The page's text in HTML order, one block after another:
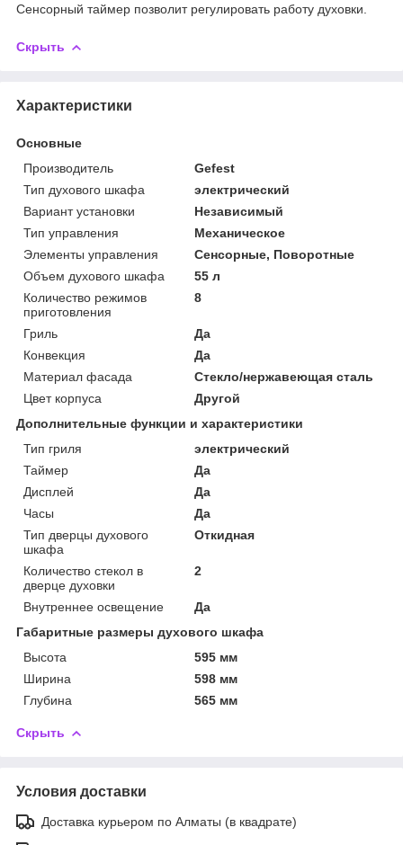
Сенсорный таймер позволит регулировать работу духовки.
Скрыть
Характеристики
Основные
Производитель
Gefest
Тип духового шкафа
электрический
Вариант установки
Независимый
Тип управления
Механическое
Элементы управления
Сенсорные, Поворотные
Объем духового шкафа
55 л
Количество режимов
приготовления
8
Гриль
Да
Конвекция
Да
Материал фасада
Стекло/нержавеющая сталь
Цвет корпуса
Другой
Дополнительные функции и характеристики
Тип гриля
электрический
Таймер
Да
Дисплей
Да
Часы
Да
Тип дверцы духового
шкафа
Откидная
Количество стекол в
дверце духовки
2
Внутреннее освещение
Да
Габаритные размеры духового шкафа
Высота
595 мм
Ширина
598 мм
Глубина
565 мм
Скрыть
Условия доставки
Доставка курьером по Алматы (в квадрате)